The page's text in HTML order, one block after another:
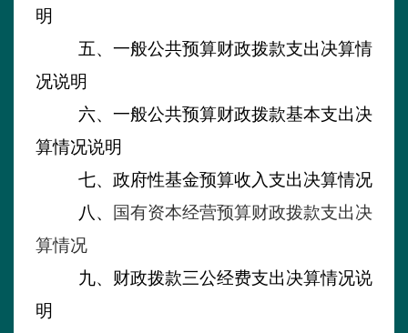
明
五、一般公共预算财政拨款支出决算情
况说明
六、一般公共预算财政拨款基本支出决
算情况说明
七、政府性基金预算收入支出决算情况
八、
国有资本经营预算财政拨款支出决
算情况
九、财政拨款三公经费支出决算情况说
明